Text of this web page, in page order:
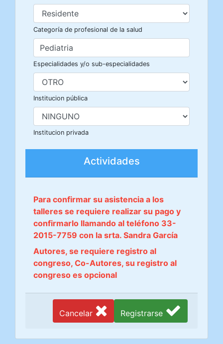
Categoría de profesional de la salud
Especialidades y/o sub-especialidades
Institucion pública
Institucion privada
Actividades
Para confirmar su asistencia a los
talleres se requiere realizar su pago y
confirmarlo llamando al teléfono 33-
2015-7759 con la srta. Sandra García
Autores, se requiere registro al
congreso, Co-Autores, su registro al
congreso es opcional
Registrarse
Cancelar